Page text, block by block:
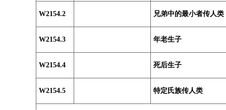
W2154.2 兄弟中的最小者传人类
W2154.3 年老生子
W2154.4 死后生子
W2154.5 特定氏族传人类